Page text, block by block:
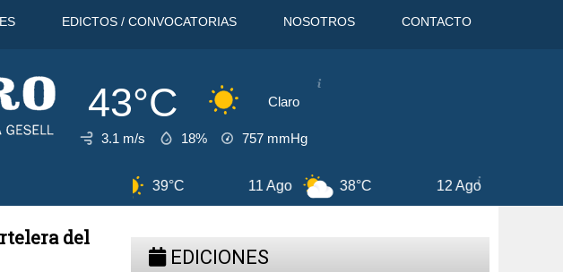
EDICTOS / CONVOCATORIAS NOSOTROS CONTACTO
43°C Claro
3.1 m/s 18% 757 mmHg
38°C 37°C
del
EDICIONES